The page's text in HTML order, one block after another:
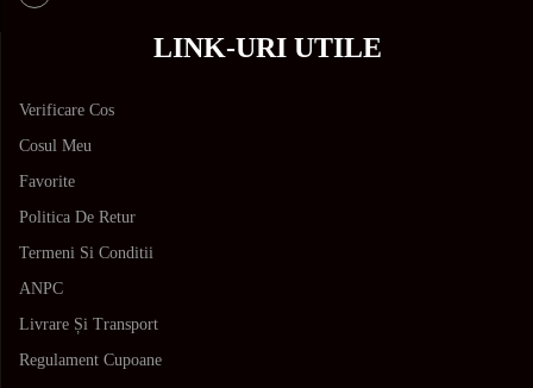
LINK-URI UTILE
Verificare Cos
Cosul Meu
Favorite
Politica De Retur
Termeni Si Conditii
ANPC
Livrare Și Transport
Regulament Cupoane